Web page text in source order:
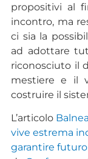
propositivi al
incontro, ma
ci sia la
ad adottare
riconosciuto il
mestiere e il
costruire il
L’articolo
vive estrema
garantire